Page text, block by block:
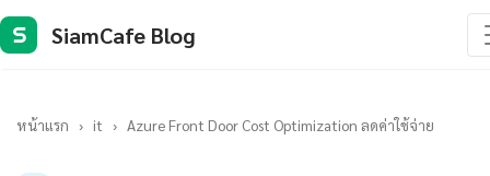
S SiamCafe Blog
หน้าแรก › it › Azure Front Door Cost Optimization ลดค่าใช้จ่าย